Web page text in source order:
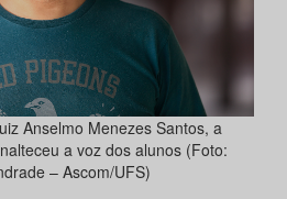
Anselmo Menezes Santos, a
a voz dos alunos (Foto:
– Ascom/UFS)